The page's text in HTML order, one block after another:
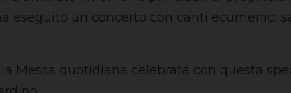
eseguito un concerto con canti ecumenici
Messa quotidiana celebrata con questa